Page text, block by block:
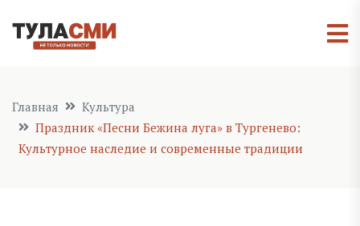
Главная
Культура
Праздник «Песни Бежина луга» в Тургенево:
Культурное наследие и современные традиции